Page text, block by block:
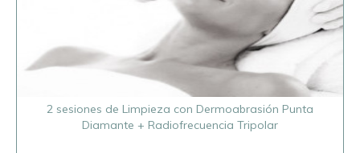
2 sesiones de Limpieza con Dermoabrasión Punta
Diamante + Radiofrecuencia Tripolar